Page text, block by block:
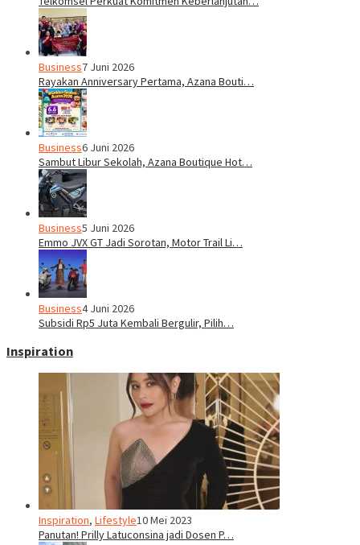
Business7 Juni 2026
Rayakan Anniversary Pertama, Azana Bouti…
Business6 Juni 2026
Sambut Libur Sekolah, Azana Boutique Hot…
Business5 Juni 2026
Emmo JVX GT Jadi Sorotan, Motor Trail Li…
Business4 Juni 2026
Subsidi Rp5 Juta Kembali Bergulir, Pilih…
Inspiration
Inspiration, Lifestyle10 Mei 2023
Panutan! Prilly Latuconsina jadi Dosen P…